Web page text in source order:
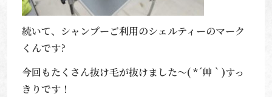
続いて、シャンプーご利用のシェルティーのマーク
くんです?
今回もたくさん抜け毛が抜けました～( *´艸｀)すっ
きりです！